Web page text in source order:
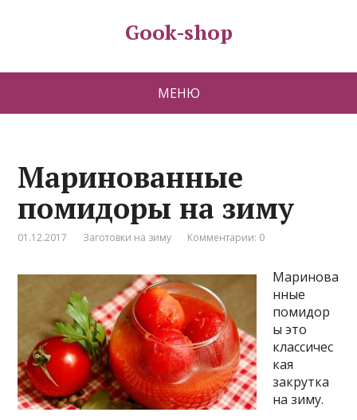
Gook-shop
МЕНЮ
Маринованные
помидоры на зиму
01.12.2017 Заготовки на зиму Комментарии: 0
Маринова
нные
помидор
ы это
классичес
кая
закрутка
на зиму.